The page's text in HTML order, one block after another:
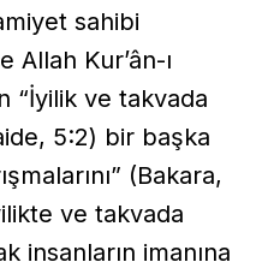
sahibi
Kur’ân-ı
“İyilik ve takvada
5:2) bir başka
(Bakara,
ve takvada
insanların imanına